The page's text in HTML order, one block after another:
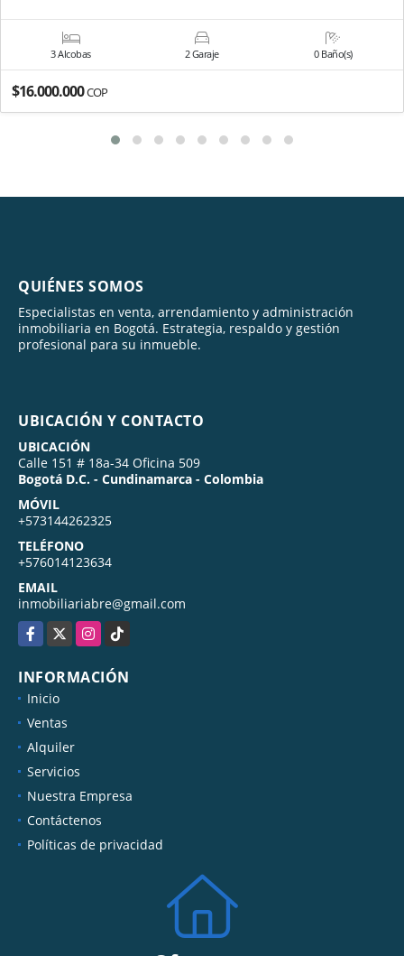
3 Alcobas 2 Garaje 0 Baño(s)
$16.000.000COP
QUIÉNES SOMOS
Especialistas en venta, arrendamiento y administración
inmobiliaria en Bogotá. Estrategia, respaldo y gestión
profesional para su inmueble.
UBICACIÓN Y CONTACTO
UBICACIÓN
Calle 151 # 18a-34 Oficina 509
Bogotá D.C. - Cundinamarca - Colombia
MÓVIL
+573144262325
TELÉFONO
+576014123634
EMAIL
inmobiliariabre@gmail.com
Facebook
X Instagram
TikTok
INFORMACIÓN
Inicio
Ventas
Alquiler
Servicios
Nuestra Empresa
Contáctenos
Políticas de privacidad